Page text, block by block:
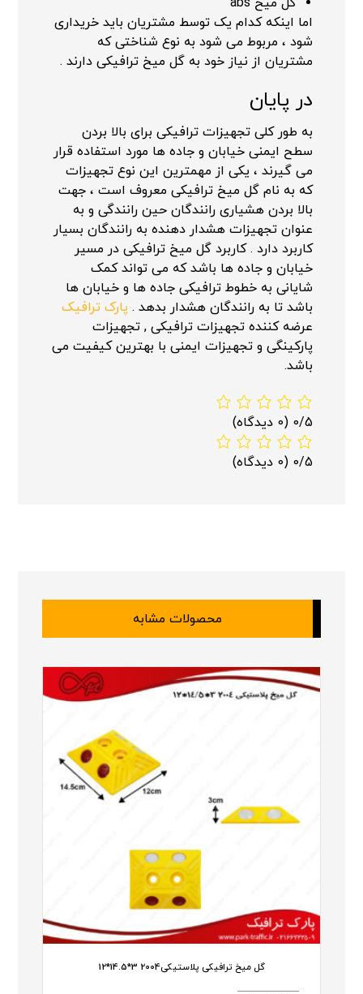
اما اینکه کدام یک توسط مشتریان باید خریداری
شود ، مربوط می شود به نوع شناختی که
مشتریان از نیاز خود به گل میخ ترافیکی دارند .
در پایان
به طور کلی تجهیزات ترافیکی برای بالا بردن
سطح ایمنی خیابان و جاده ها مورد استفاده قرار
می گیرند ، یکی از مهمترین این نوع تجهیزات
که به نام گل میخ ترافیکی معروف است ، جهت
بالا بردن هشیاری رانندگان حین رانندگی و به
عنوان تجهیزات هشدار دهنده به رانندگان بسیار
کاربرد دارد . کاربرد گل میخ ترافیکی در مسیر
خیابان و جاده ها باشد که می تواند کمک
شایانی به خطوط ترافیکی جاده ها و خیابان ها
باشد تا به رانندگان هشدار بدهد . پارک ترافیک
عرضه کننده تجهیزات ترافیکی , تجهیزات
پارکینگی و تجهیزات ایمنی با بهترین کیفیت می
باشد.
0/5 (0 دیدگاه)
0/5 (0 دیدگاه)
محصولات مشابه
گل میخ ترافیکی پلاستیکی2004 3*14.5*12